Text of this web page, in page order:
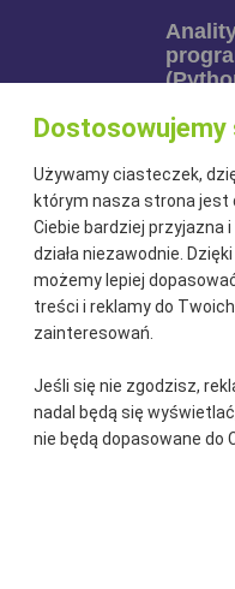
Dostosowujemy
Używamy ciasteczek,
którym nasza strona jest
Ciebie bardziej przyjazna i
działa niezawodnie.
możemy lepiej
treści i reklamy do Twoich
zainteresowań.
Jeśli się nie zgodzisz,
nadal będą się
nie będą dopasowane do
Analityk
(Python)
dziale e-